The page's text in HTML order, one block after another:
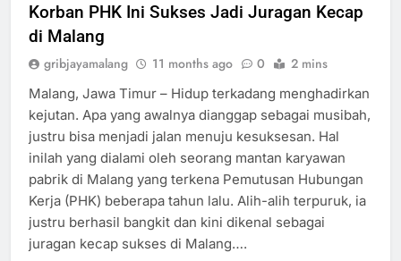
Korban PHK Ini Sukses Jadi Juragan Kecap
di Malang
gribjayamalang 11 months ago 0 2 mins
Malang, Jawa Timur – Hidup terkadang menghadirkan
kejutan. Apa yang awalnya dianggap sebagai musibah,
justru bisa menjadi jalan menuju kesuksesan. Hal
inilah yang dialami oleh seorang mantan karyawan
pabrik di Malang yang terkena Pemutusan Hubungan
Kerja (PHK) beberapa tahun lalu. Alih-alih terpuruk, ia
justru berhasil bangkit dan kini dikenal sebagai
juragan kecap sukses di Malang….